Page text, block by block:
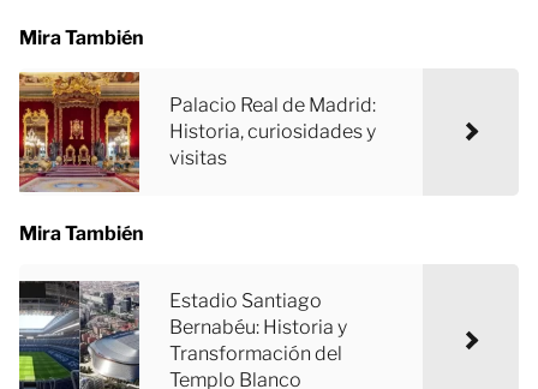
Mira También
Palacio Real de Madrid:
Historia, curiosidades y
visitas
Mira También
Estadio Santiago
Bernabéu: Historia y
Transformación del
Templo Blanco